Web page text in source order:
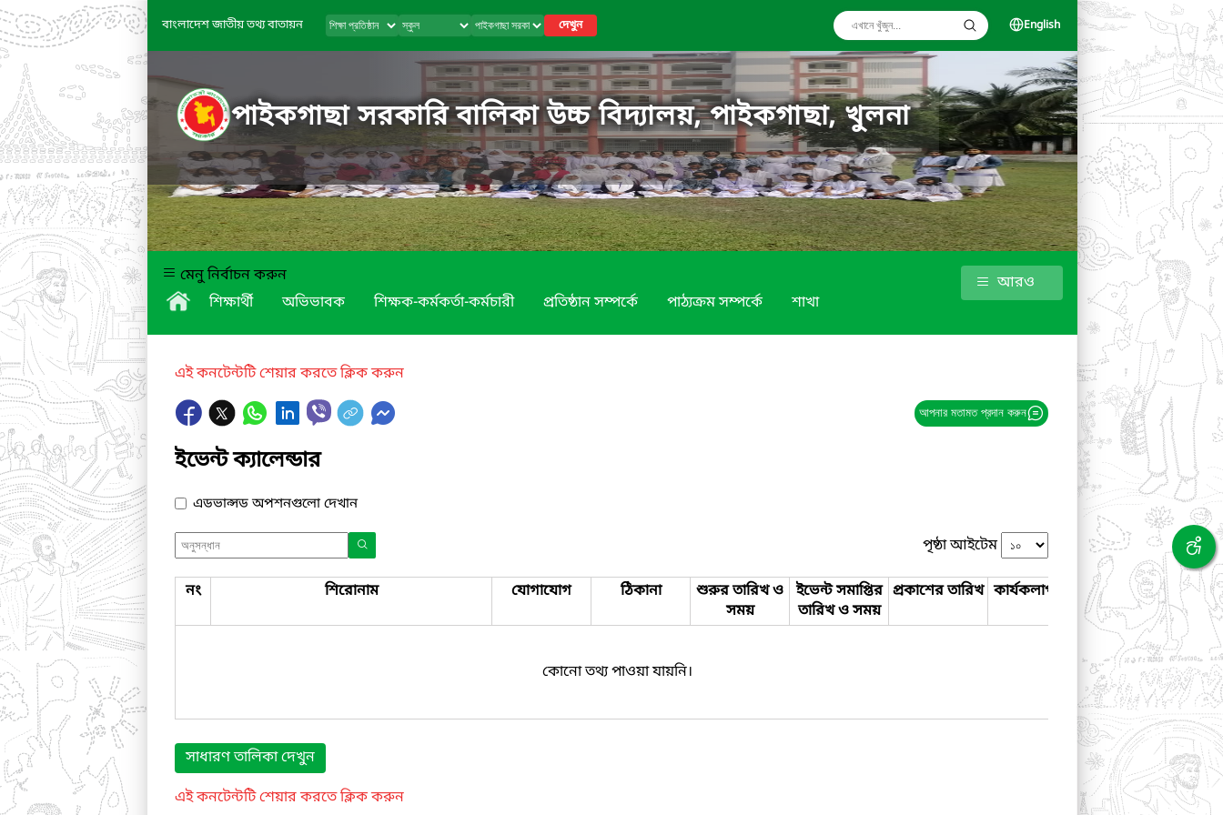
বাংলাদেশ জাতীয় তথ্য বাতায়ন দেখুন English
পাইকগাছা সরকারি বালিকা উচ্চ বিদ্যালয়, পাইকগাছা, খুলনা
মেনু নির্বাচন করুন
শিক্ষার্থী
অভিভাবক শিক্ষক-কর্মকর্তা-কর্মচারী প্রতিষ্ঠান সম্পর্কে পাঠ্যক্রম সম্পর্কে শাখা
আরও
এই কনটেন্টটি শেয়ার করতে ক্লিক করুন
আপনার মতামত প্রদান করুন
ইভেন্ট ক্যালেন্ডার
এডভান্সড অপশনগুলো দেখান
পৃষ্ঠা আইটেম
নং শিরোনাম যোগাযোগ ঠিকানা
শুরুর তারিখ ও
সময়
ইভেন্ট সমাপ্তির
তারিখ ও সময়
প্রকাশের তারিখ কার্যকলাপ
কোনো তথ্য পাওয়া যায়নি।
সাধারণ তালিকা দেখুন
এই কনটেন্টটি শেয়ার করতে ক্লিক করুন